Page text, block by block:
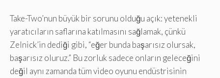
Take-Two’nun büyük bir sorunu olduğu açık: yetenekli
yaratıcıların saflarına katılmasını sağlamak, çünkü
Zelnick’in dediği gibi, “eğer bunda başarısız olursak,
başarısız oluruz.” Bu zorluk sadece onların geleceğini
değil aynı zamanda tüm video oyunu endüstrisinin